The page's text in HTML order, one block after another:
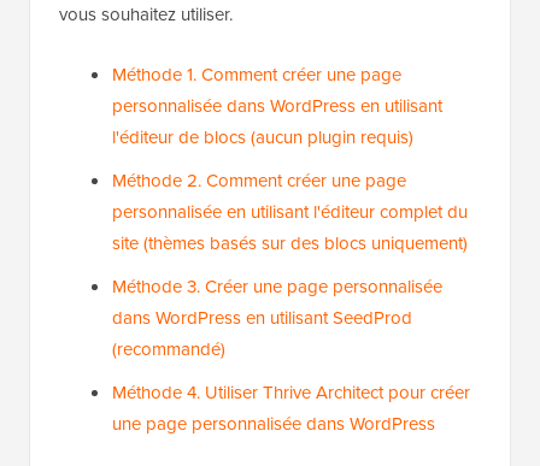
vous souhaitez utiliser.
Méthode 1. Comment créer une page
personnalisée dans WordPress en utilisant
l'éditeur de blocs (aucun plugin requis)
Méthode 2. Comment créer une page
personnalisée en utilisant l'éditeur complet du
site (thèmes basés sur des blocs uniquement)
Méthode 3. Créer une page personnalisée
dans WordPress en utilisant SeedProd
(recommandé)
Méthode 4. Utiliser Thrive Architect pour créer
une page personnalisée dans WordPress